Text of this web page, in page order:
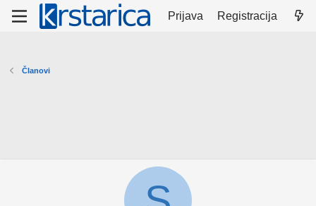
Prijava Registracija
Članovi